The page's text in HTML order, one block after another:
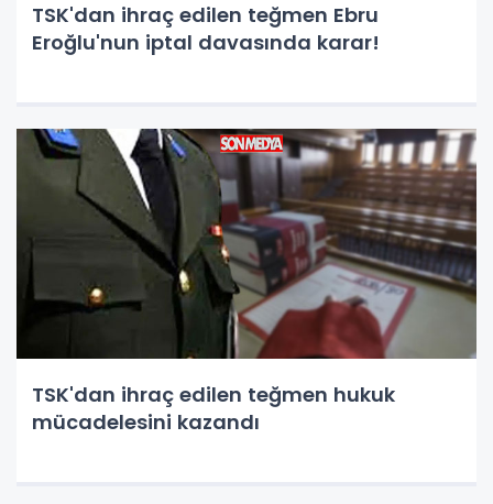
TSK'dan ihraç edilen teğmen Ebru
Eroğlu'nun iptal davasında karar!
TSK'dan ihraç edilen teğmen hukuk
mücadelesini kazandı